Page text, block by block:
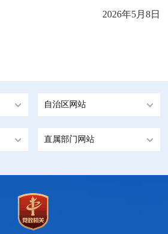
2026年5月8日
自治区网站
直属部门网站